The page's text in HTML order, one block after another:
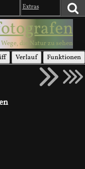
Extras
die Natur zu sehen
Verlauf Funktionen